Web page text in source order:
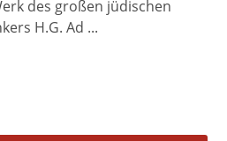
des großen jüdischen
H.G. Ad ...